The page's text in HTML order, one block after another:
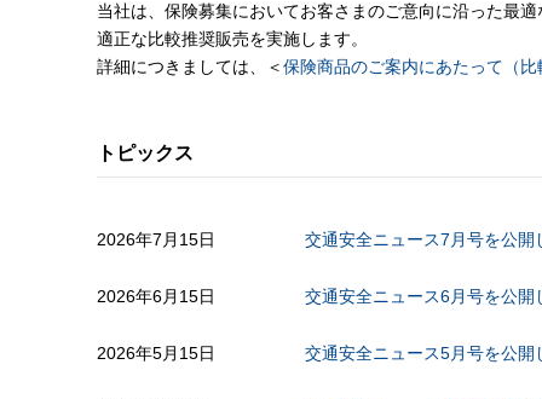
当社は、保険募集においてお客さまのご意向に沿った最
適正な比較推奨販売を実施します。
詳細につきましては、＜保険商品のご案内にあたって（
トピックス
2026年7月15日 交通安全ニュース7月号を公開
2026年6月15日 交通安全ニュース6月号を公開
2026年5月15日 交通安全ニュース5月号を公開